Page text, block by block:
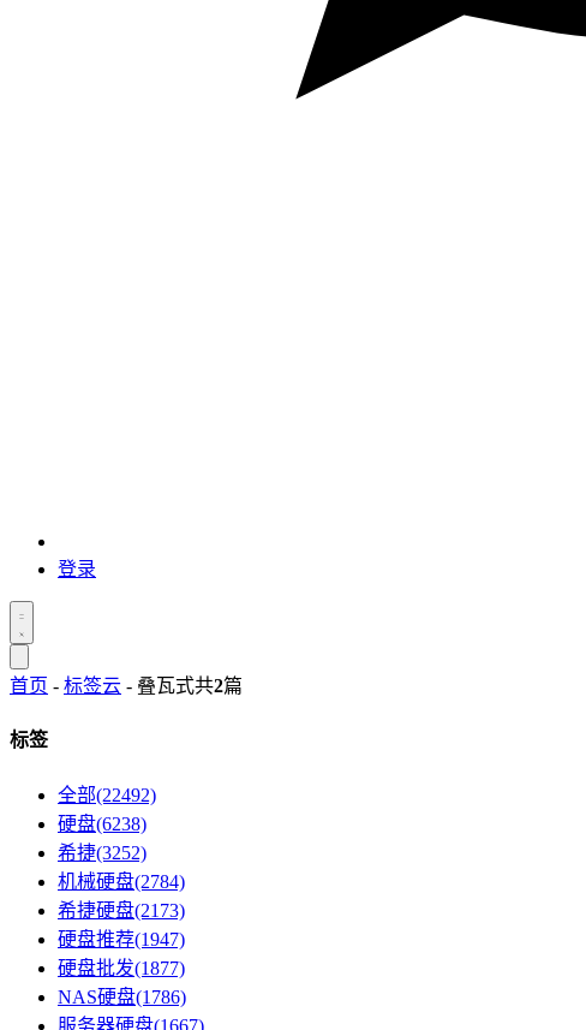
登录
首页 - 标签云 - 叠瓦式共2篇
标签
全部(22492)
硬盘(6238)
希捷(3252)
机械硬盘(2784)
希捷硬盘(2173)
硬盘推荐(1947)
硬盘批发(1877)
NAS硬盘(1786)
服务器硬盘(1667)